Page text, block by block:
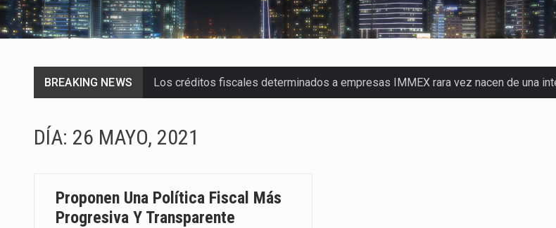
BREAKING NEWS
Los créditos fiscales determinados a empresas IMMEX rara vez nacen de una
La inversión fija bruta en México registró un aumento de 1.1% interanual en mayo
El Departamento de Agricultura de Estados Unidos (USDA) suspendió el 5 de
DÍA: 26 MAYO, 2021
Proponen Una Política Fiscal Más
Progresiva Y Transparente